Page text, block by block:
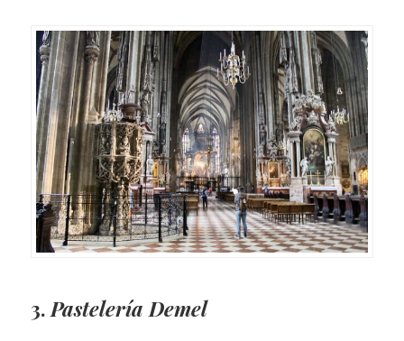
3. Pastelería Demel